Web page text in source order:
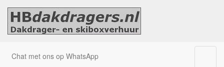
Chat met ons op WhatsApp